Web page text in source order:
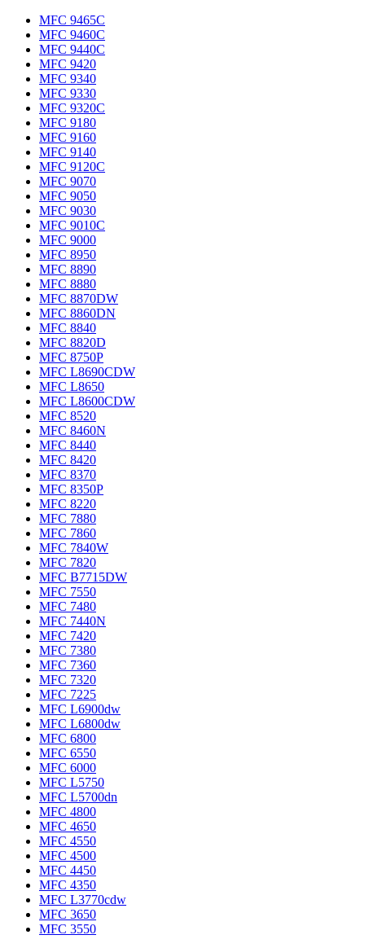
MFC 9465C
MFC 9460C
MFC 9440C
MFC 9420
MFC 9340
MFC 9330
MFC 9320C
MFC 9180
MFC 9160
MFC 9140
MFC 9120C
MFC 9070
MFC 9050
MFC 9030
MFC 9010C
MFC 9000
MFC 8950
MFC 8890
MFC 8880
MFC 8870DW
MFC 8860DN
MFC 8840
MFC 8820D
MFC 8750P
MFC L8690CDW
MFC L8650
MFC L8600CDW
MFC 8520
MFC 8460N
MFC 8440
MFC 8420
MFC 8370
MFC 8350P
MFC 8220
MFC 7880
MFC 7860
MFC 7840W
MFC 7820
MFC B7715DW
MFC 7550
MFC 7480
MFC 7440N
MFC 7420
MFC 7380
MFC 7360
MFC 7320
MFC 7225
MFC L6900dw
MFC L6800dw
MFC 6800
MFC 6550
MFC 6000
MFC L5750
MFC L5700dn
MFC 4800
MFC 4650
MFC 4550
MFC 4500
MFC 4450
MFC 4350
MFC L3770cdw
MFC 3650
MFC 3550